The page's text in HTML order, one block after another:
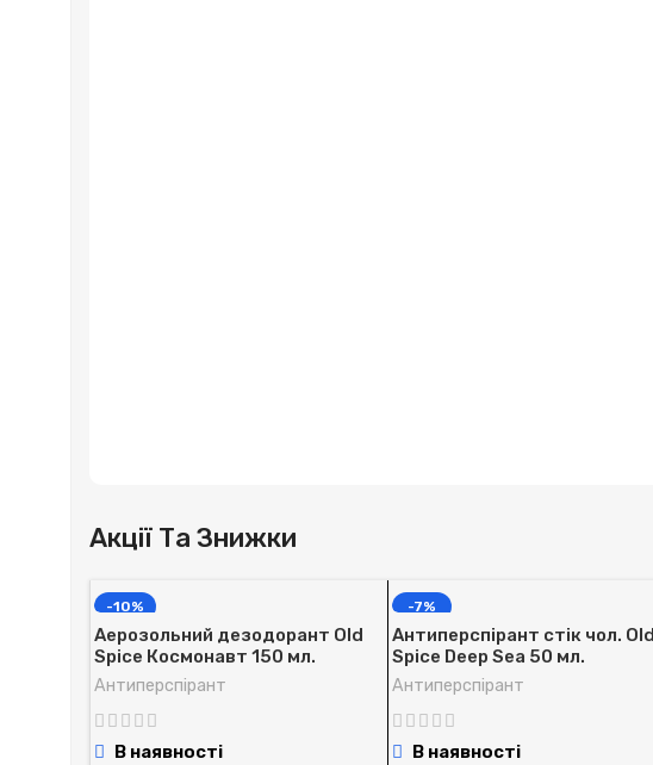
Акції Та Знижки
-10%
Аерозольний дезодорант Old
Spice Космонавт 150 мл.
Антиперспірант
В наявності
-7%
Антиперспірант стік чол. Old
Spice Deep Sea 50 мл.
Антиперспірант
В наявності